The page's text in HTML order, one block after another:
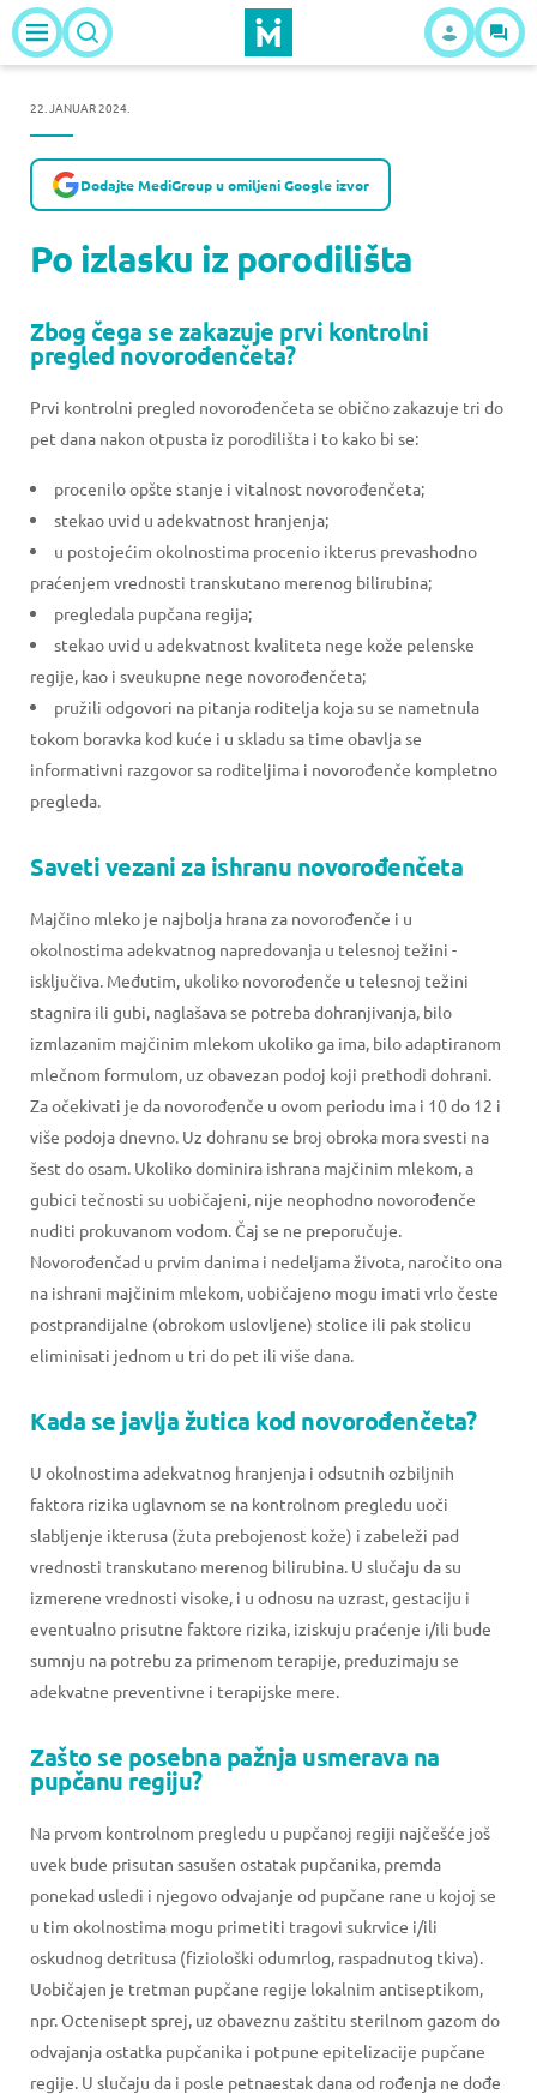
22. JANUAR 2024.
Dodajte MediGroup u omiljeni Google izvor
Po izlasku iz porodilišta
Zbog čega se zakazuje prvi kontrolni
pregled novorođenčeta?
Prvi kontrolni pregled novorođenčeta se obično zakazuje tri do
pet dana nakon otpusta iz porodilišta i to kako bi se:
procenilo opšte stanje i vitalnost novorođenčeta;
stekao uvid u adekvatnost hranjenja;
u postojećim okolnostima procenio ikterus prevashodno
praćenjem vrednosti transkutano merenog bilirubina;
pregledala pupčana regija;
stekao uvid u adekvatnost kvaliteta nege kože pelenske
regije, kao i sveukupne nege novorođenčeta;
pružili odgovori na pitanja roditelja koja su se nametnula
tokom boravka kod kuće i u skladu sa time obavlja se
informativni razgovor sa roditeljima i novorođenče kompletno
pregleda.
Saveti vezani za ishranu novorođenčeta
Majčino mleko je najbolja hrana za novorođenče i u
okolnostima adekvatnog napredovanja u telesnoj težini -
isključiva. Međutim, ukoliko novorođenče u telesnoj težini
stagnira ili gubi, naglašava se potreba dohranjivanja, bilo
izmlazanim majčinim mlekom ukoliko ga ima, bilo adaptiranom
mlečnom formulom, uz obavezan podoj koji prethodi dohrani.
Za očekivati je da novorođenče u ovom periodu ima i 10 do 12 i
više podoja dnevno. Uz dohranu se broj obroka mora svesti na
šest do osam. Ukoliko dominira ishrana majčinim mlekom, a
gubici tečnosti su uobičajeni, nije neophodno novorođenče
nuditi prokuvanom vodom. Čaj se ne preporučuje.
Novorođenčad u prvim danima i nedeljama života, naročito ona
na ishrani majčinim mlekom, uobičajeno mogu imati vrlo česte
postprandijalne (obrokom uslovljene) stolice ili pak stolicu
eliminisati jednom u tri do pet ili više dana.
Kada se javlja žutica kod novorođenčeta?
U okolnostima adekvatnog hranjenja i odsutnih ozbiljnih
faktora rizika uglavnom se na kontrolnom pregledu uoči
slabljenje ikterusa (žuta prebojenost kože) i zabeleži pad
vrednosti transkutano merenog bilirubina. U slučaju da su
izmerene vrednosti visoke, i u odnosu na uzrast, gestaciju i
eventualno prisutne faktore rizika, iziskuju praćenje i/ili bude
sumnju na potrebu za primenom terapije, preduzimaju se
adekvatne preventivne i terapijske mere.
Zašto se posebna pažnja usmerava na
pupčanu regiju?
Na prvom kontrolnom pregledu u pupčanoj regiji najčešće još
uvek bude prisutan sasušen ostatak pupčanika, premda
ponekad usledi i njegovo odvajanje od pupčane rane u kojoj se
u tim okolnostima mogu primetiti tragovi sukrvice i/ili
oskudnog detritusa (fiziološki odumrlog, raspadnutog tkiva).
Uobičajen je tretman pupčane regije lokalnim antiseptikom,
npr. Octenisept sprej, uz obaveznu zaštitu sterilnom gazom do
odvajanja ostatka pupčanika i potpune epitelizacije pupčane
regije. U slučaju da i posle petnaestak dana od rođenja ne dođe